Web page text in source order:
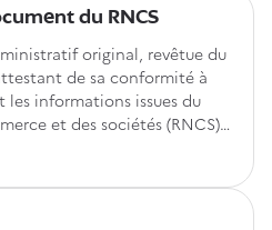
du RNCS
original, revêtue du
de sa conformité à
informations issues du
et des sociétés (RNCS)
immatriculées en France.